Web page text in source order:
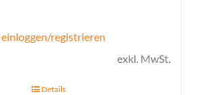
registrieren
exkl. MwSt.
Details